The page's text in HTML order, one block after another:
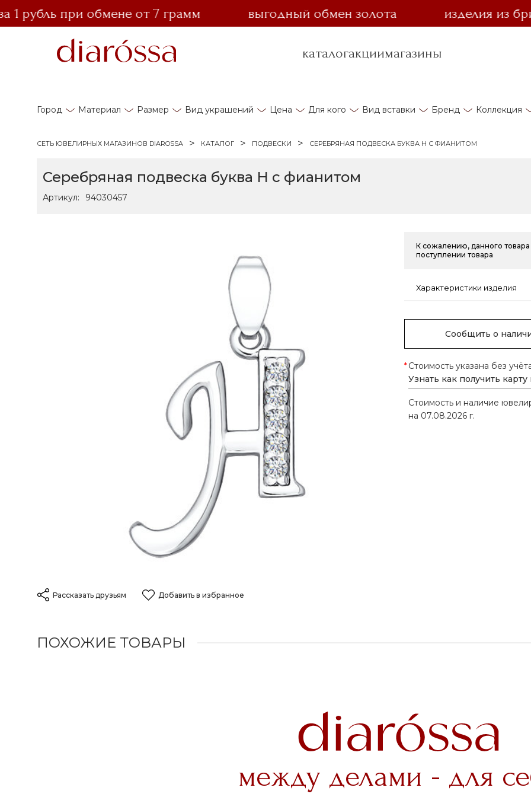
рубль при обмене от 7 грамм выгодный обмен золота изделия из
каталогакциимагазины
Город Материал Размер Вид украшений Цена Для кого Вид вставки Бренд Коллекция
СЕТЬ ЮВЕЛИРНЫХ МАГАЗИНОВ DIAROSSA КАТАЛОГ ПОДВЕСКИ СЕРЕБРЯНАЯ ПОДВЕСКА БУКВА Н С ФИАНИТОМ
Серебряная подвеска буква Н с фианитом
Артикул: 94030457
Рассказать друзьям Добавить в избранное
К сожалению, данного
поступлении товара
Характеристики изделия
Сообщить о
*Стоимость указана без
Узнать как получить
Стоимость и наличие
на 07.08.2026 г.
ПОХОЖИЕ ТОВАРЫ
между делами - для